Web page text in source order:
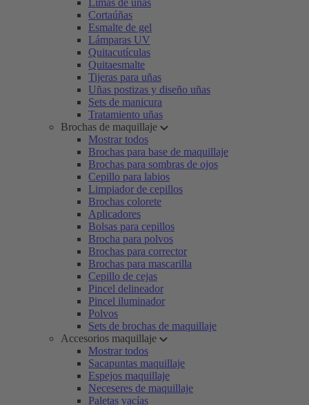
Limas de uñas
Cortaúñas
Esmalte de gel
Lámparas UV
Quitacutículas
Quitaesmalte
Tijeras para uñas
Uñas postizas y diseño uñas
Sets de manicura
Tratamiento uñas
Brochas de maquillaje
Mostrar todos
Brochas para base de maquillaje
Brochas para sombras de ojos
Cepillo para labios
Limpiador de cepillos
Brochas colorete
Aplicadores
Bolsas para cepillos
Brocha para polvos
Brochas para corrector
Brochas para mascarilla
Cepillo de cejas
Pincel delineador
Pincel iluminador
Polvos
Sets de brochas de maquillaje
Accesorios maquillaje
Mostrar todos
Sacapuntas maquillaje
Espejos maquillaje
Neceseres de maquillaje
Paletas vacías